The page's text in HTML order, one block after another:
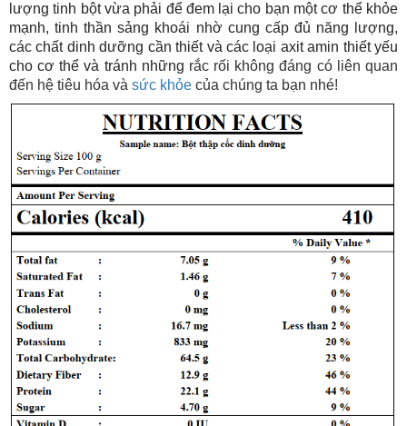
lượng tinh bột vừa phải để đem lại cho bạn một cơ thể khỏe
mạnh, tinh thần sảng khoái nhờ cung cấp đủ năng lượng,
các chất dinh dưỡng cần thiết và các loại axit amin thiết yếu
cho cơ thể và tránh những rắc rối không đáng có liên quan
đến hệ tiêu hóa và sức khỏe của chúng ta bạn nhé!